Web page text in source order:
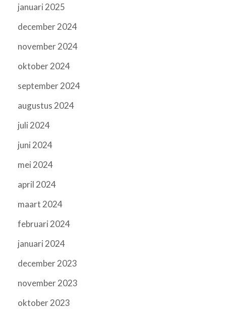
januari 2025
december 2024
november 2024
oktober 2024
september 2024
augustus 2024
juli 2024
juni 2024
mei 2024
april 2024
maart 2024
februari 2024
januari 2024
december 2023
november 2023
oktober 2023